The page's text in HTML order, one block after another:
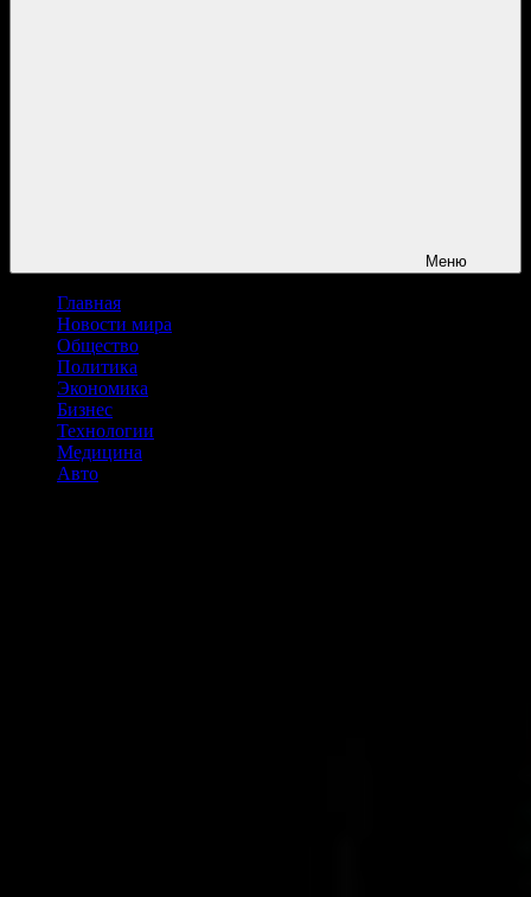
Меню
Главная
Новости мира
Общество
Политика
Экономика
Бизнес
Технологии
Медицина
Авто